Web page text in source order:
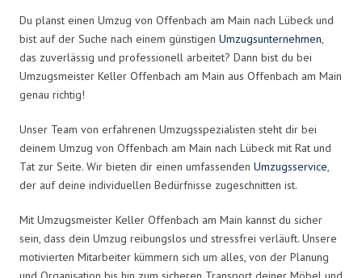
Du planst einen Umzug von Offenbach am Main nach Lübeck und
bist auf der Suche nach einem günstigen Umzugsunternehmen,
das zuverlässig und professionell arbeitet? Dann bist du bei
Umzugsmeister Keller Offenbach am Main aus Offenbach am Main
genau richtig!
Unser Team von erfahrenen Umzugsspezialisten steht dir bei
deinem Umzug von Offenbach am Main nach Lübeck mit Rat und
Tat zur Seite. Wir bieten dir einen umfassenden Umzugsservice,
der auf deine individuellen Bedürfnisse zugeschnitten ist.
Mit Umzugsmeister Keller Offenbach am Main kannst du sicher
sein, dass dein Umzug reibungslos und stressfrei verläuft. Unsere
motivierten Mitarbeiter kümmern sich um alles, von der Planung